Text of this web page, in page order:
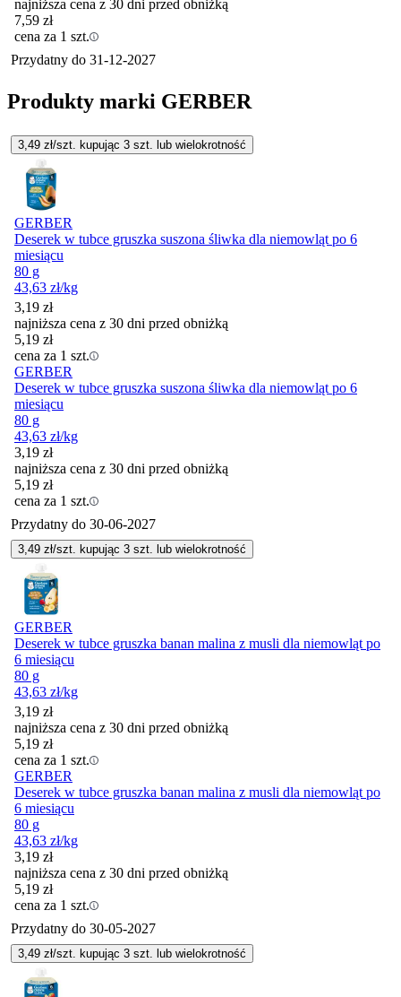
najniższa cena z 30 dni przed obniżką
7,59 zł
cena za 1 szt.
Przydatny do 31-12-2027
Produkty marki GERBER
3,49 zł/szt. kupując 3 szt. lub wielokrotność
GERBER
Deserek w tubce gruszka suszona śliwka dla niemowląt po 6
miesiącu
80 g
43,63 zł/kg
3,19 zł
najniższa cena z 30 dni przed obniżką
5,19 zł
cena za 1 szt.
GERBER
Deserek w tubce gruszka suszona śliwka dla niemowląt po 6
miesiącu
80 g
43,63 zł/kg
3,19 zł
najniższa cena z 30 dni przed obniżką
5,19 zł
cena za 1 szt.
Przydatny do 30-06-2027
3,49 zł/szt. kupując 3 szt. lub wielokrotność
GERBER
Deserek w tubce gruszka banan malina z musli dla niemowląt po
6 miesiącu
80 g
43,63 zł/kg
3,19 zł
najniższa cena z 30 dni przed obniżką
5,19 zł
cena za 1 szt.
GERBER
Deserek w tubce gruszka banan malina z musli dla niemowląt po
6 miesiącu
80 g
43,63 zł/kg
3,19 zł
najniższa cena z 30 dni przed obniżką
5,19 zł
cena za 1 szt.
Przydatny do 30-05-2027
3,49 zł/szt. kupując 3 szt. lub wielokrotność